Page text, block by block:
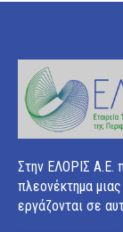
Στην ΕΛΟΡΙΣ Α.Ε.
πλεονέκτημα
εργάζονται σε